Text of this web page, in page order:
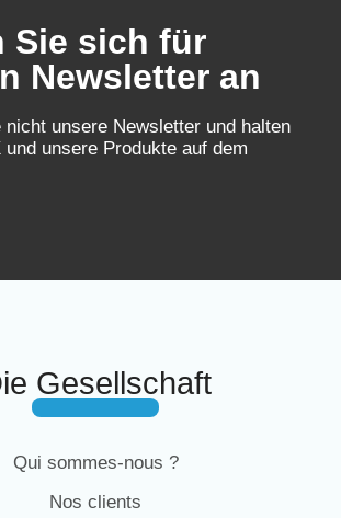
Sie sich für
Newsletter an
nicht unsere Newsletter und halten
und unsere Produkte auf dem
Gesellschaft
Qui sommes-nous ?
Nos clients